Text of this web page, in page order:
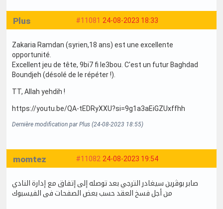
#11081 24-08-2023 18:33
Plus
Zakaria Ramdan (syrien,18 ans) est une excellente
opportunité.
Excellent jeu de tête, 9bi7 fi le3bou. C'est un futur Baghdad
Boundjeh (désolé de le répéter !).
TT, Allah yehdih !
https://youtu.be/QA-tEDRyXXU?si=9g1a3aEiGZUxffhh
Dernière modification par Plus (24-08-2023 18:55)
#11082 24-08-2023 19:54
momtez
صابر بوڨرين سيغادر الترجي بعد توصله إلى إتفاق مع إدارة النادي
من أجل فسخ العقد حسب بعض الصفحات فى الفيسبوك